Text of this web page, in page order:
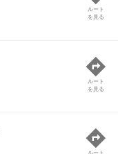
ルート
を見る
ルート
を見る